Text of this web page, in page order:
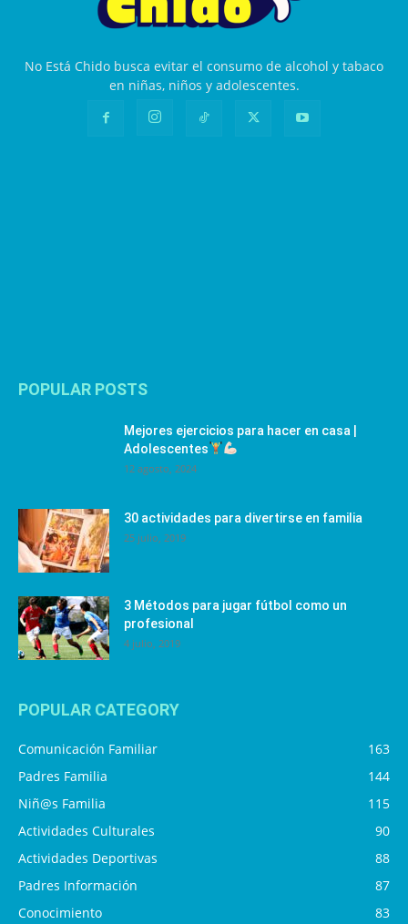
No Está Chido busca evitar el consumo de alcohol y tabaco
en niñas, niños y adolescentes.
POPULAR POSTS
Mejores ejercicios para hacer en casa |
Adolescentes
12 agosto, 2024
30 actividades para divertirse en familia
25 julio, 2019
3 Métodos para jugar fútbol como un
profesional
4 julio, 2019
POPULAR CATEGORY
Comunicación Familiar
163
Padres Familia
144
Niñ@s Familia
115
Actividades Culturales
90
Actividades Deportivas
88
Padres Información
87
Conocimiento
83